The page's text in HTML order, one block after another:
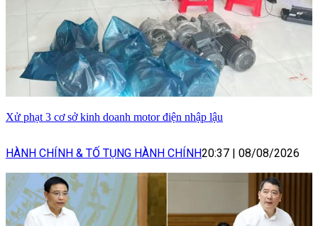
Xử phạt 3 cơ sở kinh doanh motor điện nhập lậu
HÀNH CHÍNH & TỐ TỤNG HÀNH CHÍNH20:37 | 08/08/2026